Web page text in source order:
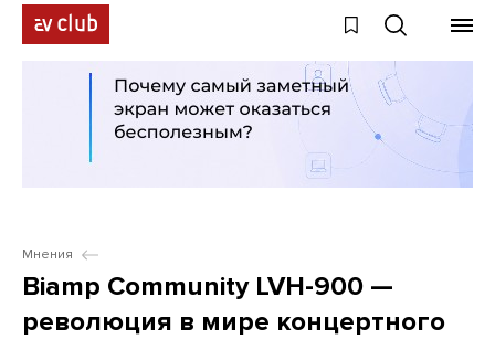
Мнения
Biamp Community LVH-900 —
революция в мире концертного